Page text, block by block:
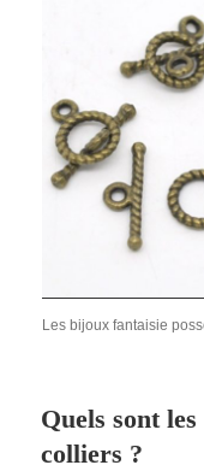
Les bijoux fantaisie
Quels sont
colliers ?